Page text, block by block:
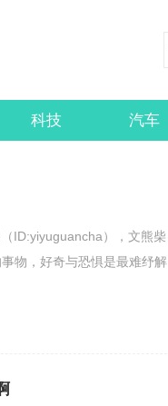
科技 汽车
ID:yiyuguancha），文熊柴
物，好奇与恐惧是最难纾解